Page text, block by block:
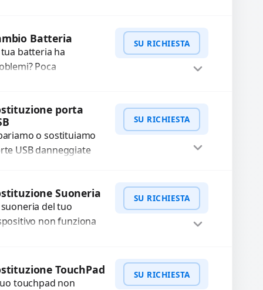
di ricarica
rotti, allentati,
WhatsApp
Batteria
tua batteria ha
Poca
esauriti?
la...
SU RICHIESTA
Preventivo WhatsApp
porta
o sostituiamo
USB danneggiate
ricambi di alta
garantiti per...
SU RICHIESTA
WhatsApp
Suoneria
suoneria del tuo
non funziona
con interventi
e componenti...
SU RICHIESTA
WhatsApp
TouchPad
touchpad non
SU RICHIESTA